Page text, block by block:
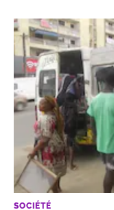
SOCIÉTÉ